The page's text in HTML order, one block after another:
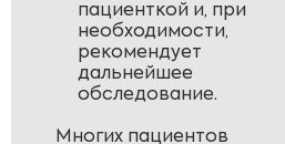
пациенткой и, при
необходимости,
рекомендует
дальнейшее
обследование.
Многих пациентов